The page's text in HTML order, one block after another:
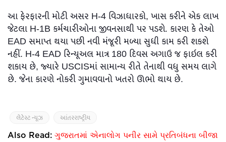
આ ફેરફારની મોટી અસર H-4 વિઝાધારકો, ખાસ કરીને એક લાખ
જેટલા H-1B કર્મચારીઓના જીવનસાથી પર પડશે. કારણ કે તેઓ
EAD સમાપ્ત થયા પછી નવી મંજૂરી મળ્યા સુધી કામ કરી શકશે
નહીં. H-4 EAD રિન્યૂઅલ માત્ર 180 દિવસ અગાઉ જ ફાઇલ કરી
શકાય છે, જ્યારે USCISમાં સામાન્ય રીતે તેનાથી વધુ સમય લાગે
છે. જેના કારણે નોકરી ગુમાવવાનો ખતરો ઊભો થાય છે.
લેટેસ્ટ ન્યૂઝ આંતરરાષ્ટ્રીય
Also Read: ગુજરાતમાં એનાલોગ પનીર સામે પ્રતિબંધના બીજા